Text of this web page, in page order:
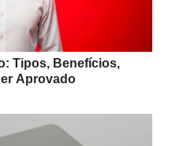
Tipos, Benefícios,
Aprovado